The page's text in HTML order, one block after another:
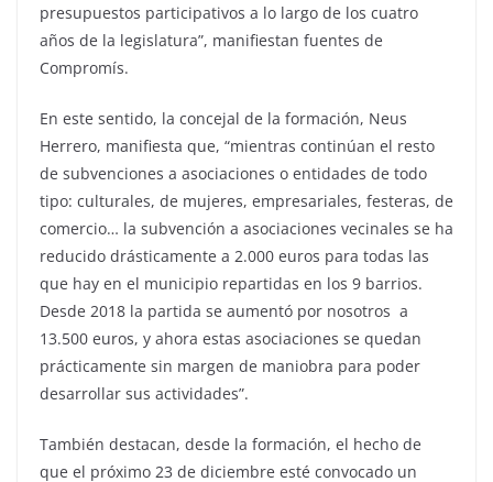
presupuestos participativos a lo largo de los cuatro
años de la legislatura”, manifiestan fuentes de
Compromís.
En este sentido, la concejal de la formación, Neus
Herrero, manifiesta que, “mientras continúan el resto
de subvenciones a asociaciones o entidades de todo
tipo: culturales, de mujeres, empresariales, festeras, de
comercio… la subvención a asociaciones vecinales se ha
reducido drásticamente a 2.000 euros para todas las
que hay en el municipio repartidas en los 9 barrios.
Desde 2018 la partida se aumentó por nosotros a
13.500 euros, y ahora estas asociaciones se quedan
prácticamente sin margen de maniobra para poder
desarrollar sus actividades”.
También destacan, desde la formación, el hecho de
que el próximo 23 de diciembre esté convocado un